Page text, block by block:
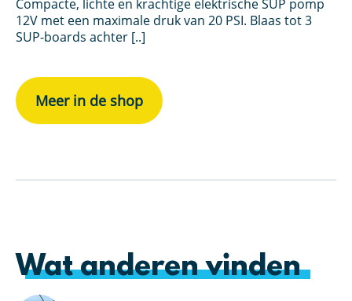
Compacte, lichte en krachtige elektrische SUP pomp
12V met een maximale druk van 20 PSI. Blaas tot 3
SUP-boards achter [..]
Meer in de shop
Wat anderen vinden